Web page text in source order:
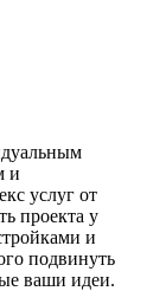
и
услуг от
проекта у
и
подвинуть
ваши идеи.